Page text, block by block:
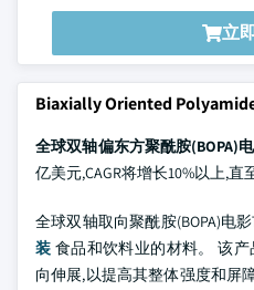
立
Biaxially Oriented
全球双轴偏东方聚酰胺(BOPA)
亿美元,CAGR将增长10%以上,直
全球双轴取向聚酰胺(BOPA)电
装 食品和饮料业的材料。 该
向伸展,以提高其整体强度和屏